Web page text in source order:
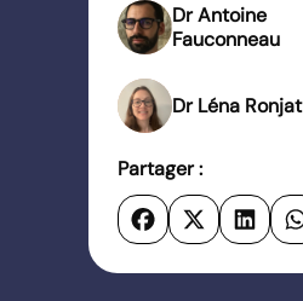
Dr Antoine
Fauconneau
Dr Léna Ronjat
Partager :